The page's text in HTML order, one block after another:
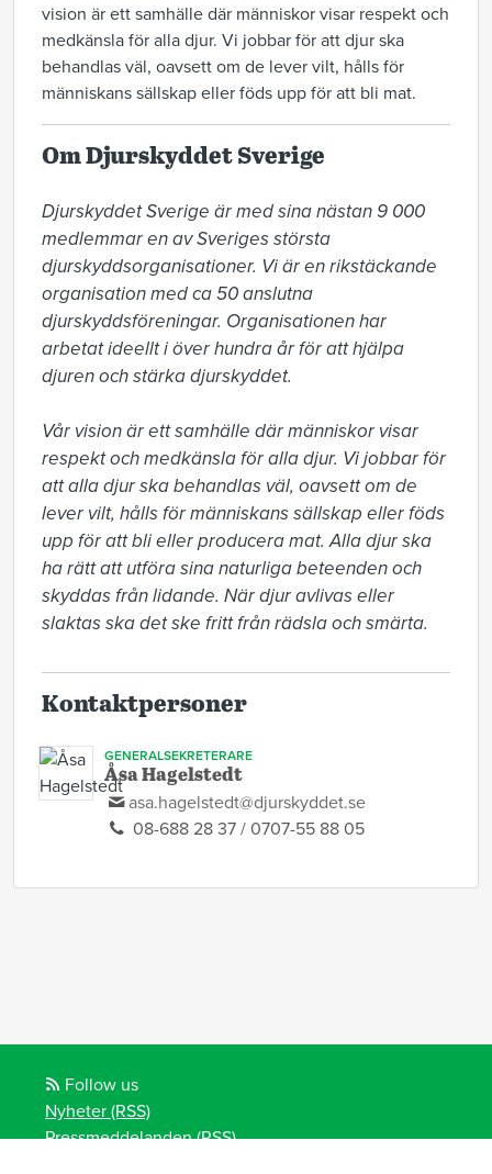
vision är ett samhälle där människor visar respekt och
medkänsla för alla djur. Vi jobbar för att djur ska
behandlas väl, oavsett om de lever vilt, hålls för
människans sällskap eller föds upp för att bli mat.
Om Djurskyddet Sverige
Djurskyddet Sverige är med sina nästan 9 000
medlemmar en av Sveriges största
djurskyddsorganisationer. Vi är en rikstäckande
organisation med ca 50 anslutna
djurskyddsföreningar. Organisationen har
arbetat ideellt i över hundra år för att hjälpa
djuren och stärka djurskyddet.
Vår vision är ett samhälle där människor visar
respekt och medkänsla för alla djur. Vi jobbar för
att alla djur ska behandlas väl, oavsett om de
lever vilt, hålls för människans sällskap eller föds
upp för att bli eller producera mat. Alla djur ska
ha rätt att utföra sina naturliga beteenden och
skyddas från lidande. När djur avlivas eller
slaktas ska det ske fritt från rädsla och smärta.
Kontaktpersoner
GENERALSEKRETERARE
Åsa Hagelstedt
asa.hagelstedt@djurskyddet.se
08-688 28 37 / 0707-55 88 05
Follow us
Nyheter (RSS)
Pressmeddelanden (RSS)